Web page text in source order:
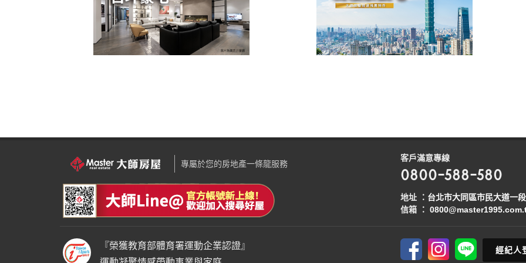
專屬於您的房地產一條龍服務
客戶滿意專線
0800-588-580
地址 ： 台北市大同區市民大道一
信箱 ：
『榮獲教育部體育署運動企業認證』
經紀人